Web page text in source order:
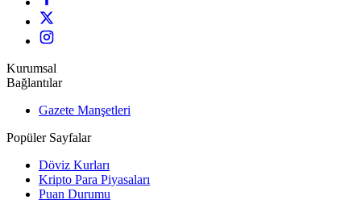
Kurumsal
Bağlantılar
Gazete Manşetleri
Popüler Sayfalar
Döviz Kurları
Kripto Para Piyasaları
Puan Durumu